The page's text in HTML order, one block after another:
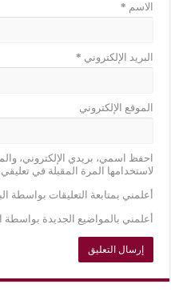
الاسم *
البريد الإلكتروني *
الموقع الإلكتروني
احفظ اسمي، بريدي الإلكتروني،
لاستخدامها المرة المقبلة في تعليقي.
أعلمني بمتابعة التعليقات بواسطة
أعلمني بالمواضيع الجديدة بواسطة